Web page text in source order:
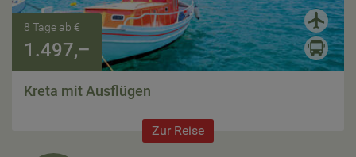
8 Tage ab €
1.497,–
Kreta mit Ausflügen
Zur Reise